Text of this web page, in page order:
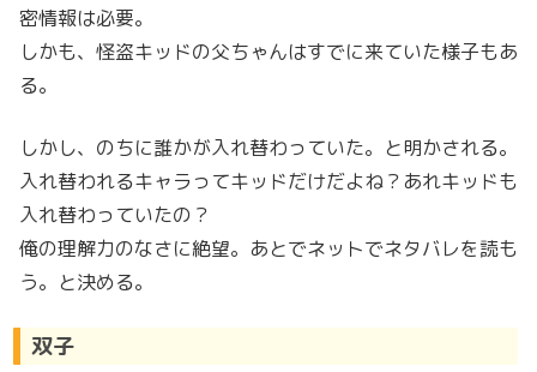
密情報は必要。
しかも、怪盗キッドの父ちゃんはすでに来ていた様子もあ
る。
しかし、のちに誰かが入れ替わっていた。と明かされる。
入れ替われるキャラってキッドだけだよね？あれキッドも
入れ替わっていたの？
俺の理解力のなさに絶望。あとでネットでネタバレを読も
う。と決める。
双子